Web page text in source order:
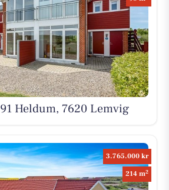
Heldum, 7620 Lemvig
3.765.000 kr
214 m2